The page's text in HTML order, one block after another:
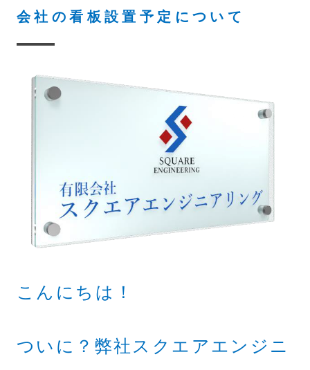
会社の看板設置予定について
こんにちは！
ついに？弊社スクエアエンジニ